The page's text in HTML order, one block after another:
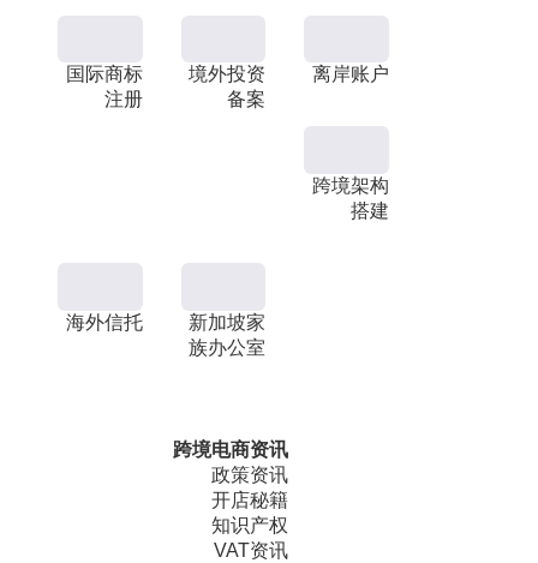
国际商标
注册
境外投资
备案
离岸账户
跨境架构
搭建
海外信托
新加坡家
族办公室
跨境电商资讯
政策资讯
开店秘籍
知识产权
VAT资讯